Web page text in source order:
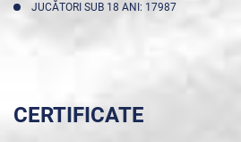
JUCĂTORI SUB 18 ANI: 17987
CERTIFICATE